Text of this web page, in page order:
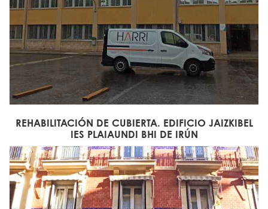
REHABILITACIÓN DE CUBIERTA. EDIFICIO JAIZKIBEL
IES PLAIAUNDI BHI DE IRÚN